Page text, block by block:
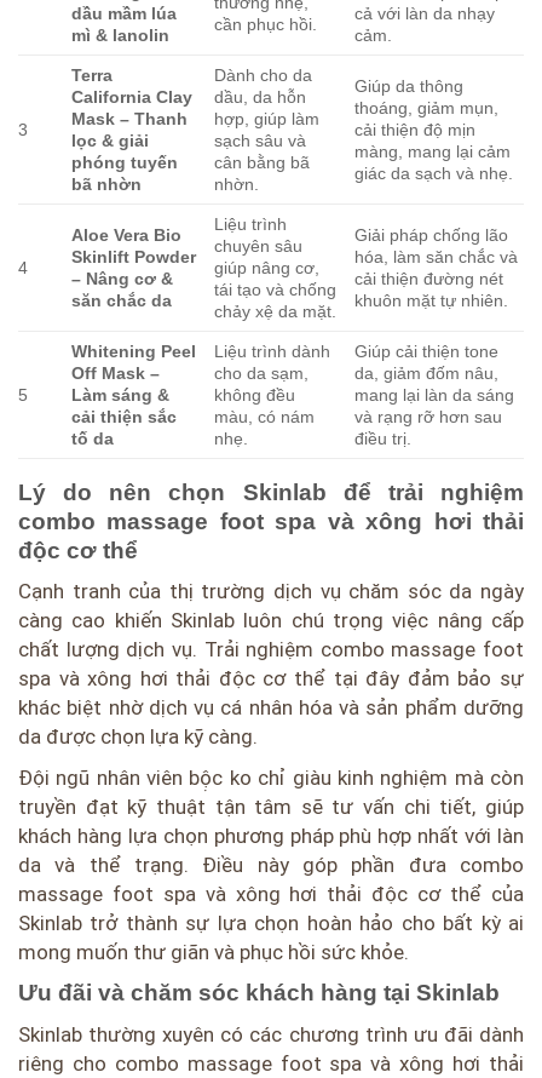
dầu mầm lúa
mì & lanolin
cần phục hồi.
cả với làn da nhạy
cảm.
3
Terra
California Clay
Mask – Thanh
lọc & giải
phóng tuyến
bã nhờn
Dành cho da
dầu, da hỗn
hợp, giúp làm
sạch sâu và
cân bằng bã
nhờn.
Giúp da thông
thoáng, giảm mụn,
cải thiện độ mịn
màng, mang lại cảm
giác da sạch và nhẹ.
4
Aloe Vera Bio
Skinlift Powder
– Nâng cơ &
săn chắc da
Liệu trình
chuyên sâu
giúp nâng cơ,
tái tạo và chống
chảy xệ da mặt.
Giải pháp chống lão
hóa, làm săn chắc và
cải thiện đường nét
khuôn mặt tự nhiên.
5
Whitening Peel
Off Mask –
Làm sáng &
cải thiện sắc
tố da
Liệu trình dành
cho da sạm,
không đều
màu, có nám
nhẹ.
Giúp cải thiện tone
da, giảm đốm nâu,
mang lại làn da sáng
và rạng rỡ hơn sau
điều trị.
Lý do nên chọn Skinlab để trải nghiệm
combo massage foot spa và xông hơi thải
độc cơ thể
Cạnh tranh của thị trường dịch vụ chăm sóc da ngày
càng cao khiến Skinlab luôn chú trọng việc nâng cấp
chất lượng dịch vụ. Trải nghiệm combo massage foot
spa và xông hơi thải độc cơ thể tại đây đảm bảo sự
khác biệt nhờ dịch vụ cá nhân hóa và sản phẩm dưỡng
da được chọn lựa kỹ càng.
Đội ngũ nhân viên bộ̣c ko chỉ giàu kinh nghiệm mà còn
truyền đạt kỹ thuật tận tâm sẽ tư vấn chi tiết, giúp
khách hàng lựa chọn phương pháp phù hợp nhất với làn
da và thể trạng. Điều này góp phần đưa combo
massage foot spa và xông hơi thải độc cơ thể của
Skinlab trở thành sự lựa chọn hoàn hảo cho bất kỳ ai
mong muốn thư giãn và phục hồi sức khỏe.
Ưu đãi và chăm sóc khách hàng tại Skinlab
Skinlab thường xuyên có các chương trình ưu đãi dành
riêng cho combo massage foot spa và xông hơi thải